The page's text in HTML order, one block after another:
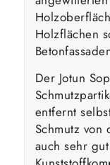
Holzflächen
Der Jotun
entfernt
Schmutz von
auch sehr